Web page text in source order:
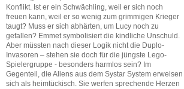
Konflikt. Ist er ein Schwächling, weil er sich noch
freuen kann, weil er so wenig zum grimmigen Krieger
taugt? Muss er sich abhärten, um Lucy noch zu
gefallen? Emmet symbolisiert die kindliche Unschuld.
Aber müssten nach dieser Logik nicht die Duplo-
Invasoren – stehen sie doch für die jüngste Lego-
Spielergruppe - besonders harmlos sein? Im
Gegenteil, die Aliens aus dem Systar System erweisen
sich als heimtückisch. Sie werfen sprechende Herzen